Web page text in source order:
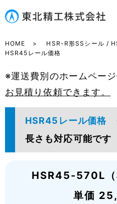
HOME
HSR-R形SSシール /
HSR45レール価格
※運送費別のホームページ
お見積り依頼できます。
HSR45レール価格
長さも対応可能です
HSR45-570L（
単価